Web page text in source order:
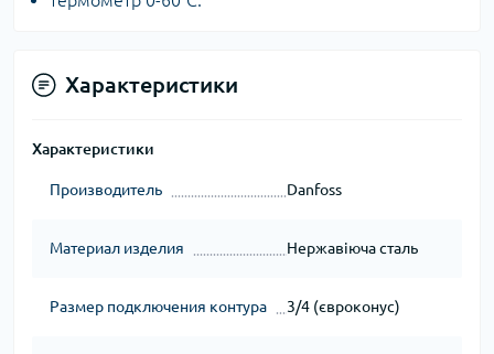
Характеристики
Характеристики
Производитель Danfoss
Материал изделия Нержавіюча сталь
Размер подключения контура 3/4 (євроконус)